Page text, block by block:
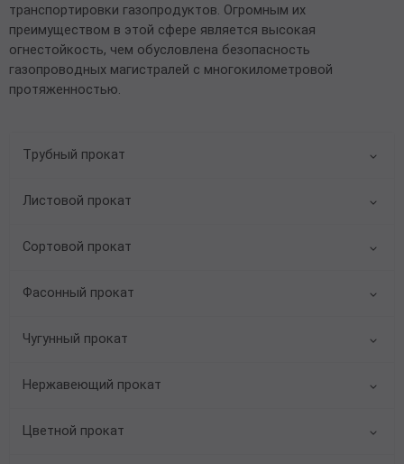
Трубный прокат
Листовой прокат
Сортовой прокат
Фасонный прокат
Чугунный прокат
Нержавеющий прокат
Цветной прокат
транспортировки газопродуктов. Огромным их
преимуществом в этой сфере является высокая
огнестойкость, чем обусловлена безопасность
газопроводных магистралей с многокилометровой
протяженностью.